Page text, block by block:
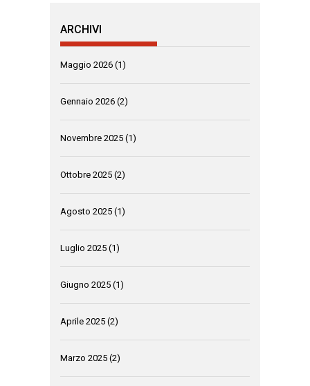
ARCHIVI
Maggio 2026 (1)
Gennaio 2026 (2)
Novembre 2025 (1)
Ottobre 2025 (2)
Agosto 2025 (1)
Luglio 2025 (1)
Giugno 2025 (1)
Aprile 2025 (2)
Marzo 2025 (2)